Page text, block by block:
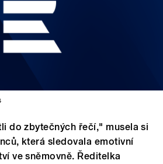
do zbytečných řečí," musela si
která sledovala emotivní
ve sněmovně. Ředitelka